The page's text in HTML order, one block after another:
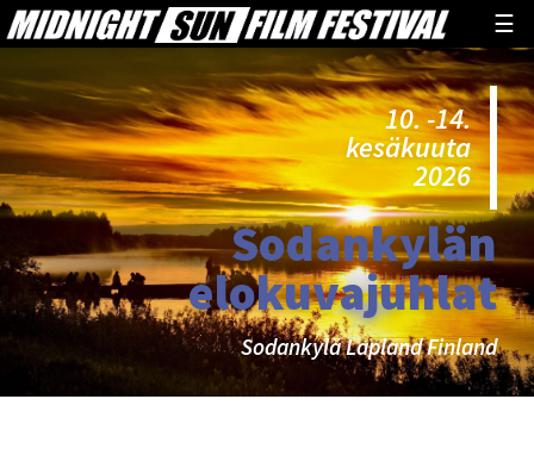
☰
10. -14.
kesäkuuta
2026
Sodankylän
elokuvajuhlat
Sodankylä Lapland Finland